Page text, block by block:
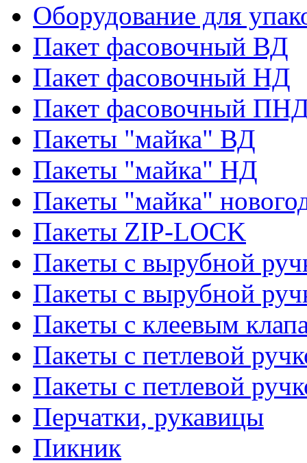
Оборудование для
Пакет фасовочный ВД
Пакет фасовочный НД
Пакет фасовочный
Пакеты "майка" ВД
Пакеты "майка" НД
Пакеты "майка"
Пакеты ZIP-LOCK
Пакеты с вырубной
Пакеты с вырубной
Пакеты с клеевым
Пакеты с петлевой
Пакеты с петлевой
Перчатки, рукавицы
Пикник